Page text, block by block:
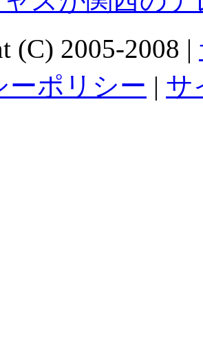
(C) 2005-2008 |
ーポリシー | サ